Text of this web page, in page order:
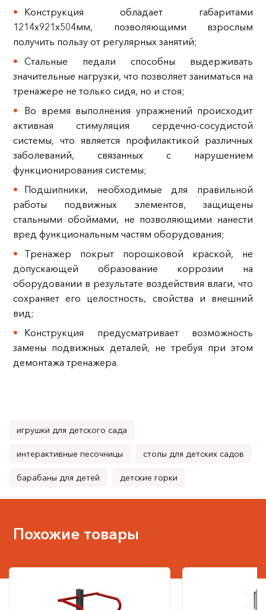
Конструкция обладает габаритами
1214х921х504мм, позволяющими взрослым
получить пользу от регулярных занятий;
Стальные педали способны выдерживать
значительные нагрузки, что позволяет заниматься на
тренажере не только сидя, но и стоя;
Во время выполнения упражнений происходит
активная стимуляция сердечно-сосудистой
системы, что является профилактикой различных
заболеваний, связанных с нарушением
функционирования системы;
Подшипники, необходимые для правильной
работы подвижных элементов, защищены
стальными обоймами, не позволяющими нанести
вред функциональным частям оборудования;
Тренажер покрыт порошковой краской, не
допускающей образование коррозии на
оборудовании в результате воздействия влаги, что
сохраняет его целостность, свойства и внешний
вид;
Конструкция предусматривает возможность
замены подвижных деталей, не требуя при этом
демонтажа тренажера.
игрушки для детского сада
интерактивные песочницы столы для детских садов
барабаны для детей детские горки
Похожие товары